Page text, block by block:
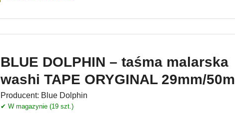
BLUE DOLPHIN – taśma malarska
washi TAPE ORYGINAL 29mm/50m
Producent: Blue Dolphin
✔ W magazynie (19 szt.)